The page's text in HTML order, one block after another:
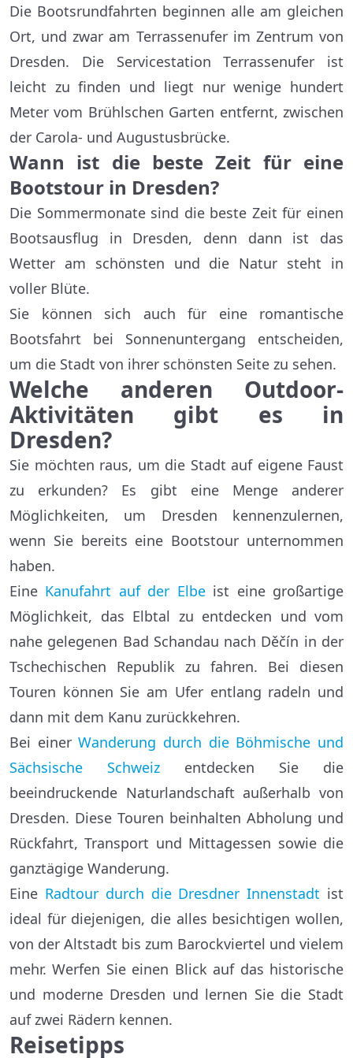
Die Bootsrundfahrten beginnen alle am gleichen
Ort, und zwar am Terrassenufer im Zentrum von
Dresden. Die Servicestation Terrassenufer ist
leicht zu finden und liegt nur wenige hundert
Meter vom Brühlschen Garten entfernt, zwischen
der Carola- und Augustusbrücke.
Wann ist die beste Zeit für eine
Bootstour in Dresden?
Die Sommermonate sind die beste Zeit für einen
Bootsausflug in Dresden, denn dann ist das
Wetter am schönsten und die Natur steht in
voller Blüte.
Sie können sich auch für eine romantische
Bootsfahrt bei Sonnenuntergang entscheiden,
um die Stadt von ihrer schönsten Seite zu sehen.
Welche anderen Outdoor-
Aktivitäten gibt es in
Dresden?
Sie möchten raus, um die Stadt auf eigene Faust
zu erkunden? Es gibt eine Menge anderer
Möglichkeiten, um Dresden kennenzulernen,
wenn Sie bereits eine Bootstour unternommen
haben.
Eine Kanufahrt auf der Elbeist eine großartige
Möglichkeit, das Elbtal zu entdecken und vom
nahe gelegenen Bad Schandau nach Děčín in der
Tschechischen Republik zu fahren. Bei diesen
Touren können Sie am Ufer entlang radeln und
dann mit dem Kanu zurückkehren.
Bei einerWanderung durch die Böhmische und
Sächsische Schweiz entdecken Sie die
beeindruckende Naturlandschaft außerhalb von
Dresden. Diese Touren beinhalten Abholung und
Rückfahrt, Transport und Mittagessen sowie die
ganztägige Wanderung.
Eine Radtour durch die Dresdner Innenstadt ist
ideal für diejenigen, die alles besichtigen wollen,
von der Altstadt bis zum Barockviertel und vielem
mehr. Werfen Sie einen Blick auf das historische
und moderne Dresden und lernen Sie die Stadt
auf zwei Rädern kennen.
Reisetipps